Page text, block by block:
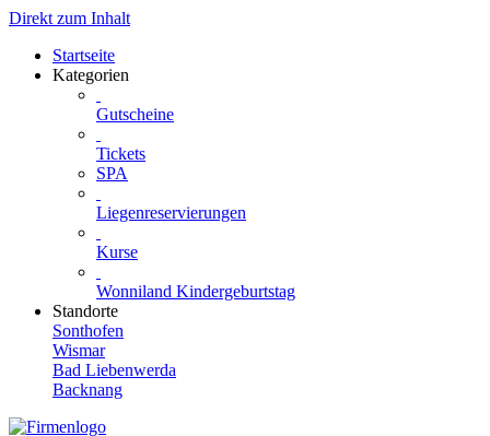
Direkt zum Inhalt
Startseite
Kategorien
Gutscheine
Tickets
SPA
Liegenreservierungen
Kurse
Wonniland Kindergeburtstag
Standorte
Sonthofen
Wismar
Bad Liebenwerda
Backnang